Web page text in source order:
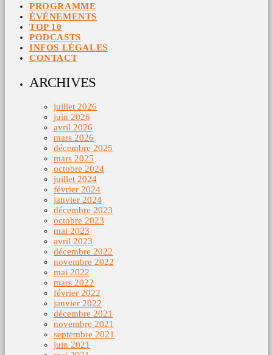
PROGRAMME
ÉVÉNEMENTS
TOP 10
PODCASTS
INFOS LÉGALES
CONTACT
ARCHIVES
juillet 2026
juin 2026
avril 2026
mars 2026
décembre 2025
mars 2025
octobre 2024
juillet 2024
février 2024
janvier 2024
décembre 2023
octobre 2023
mai 2023
avril 2023
décembre 2022
novembre 2022
mai 2022
mars 2022
février 2022
janvier 2022
décembre 2021
novembre 2021
septembre 2021
juin 2021